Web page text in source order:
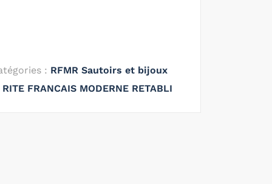
: RFMR Sautoirs et bijoux
RITE FRANCAIS MODERNE RETABLI